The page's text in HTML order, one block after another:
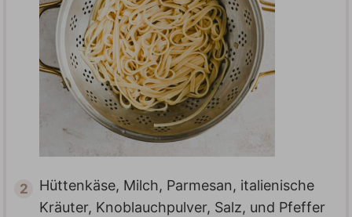
Hüttenkäse, Milch, Parmesan, italienische
Kräuter, Knoblauchpulver, Salz, und Pfeffer